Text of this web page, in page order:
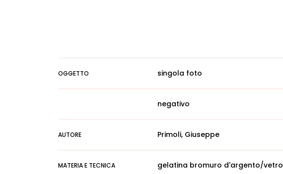
OGGETTO singola foto
negativo
AUTORE Primoli, Giuseppe
MATERIA E TECNICA gelatina bromuro d'argento/vetro